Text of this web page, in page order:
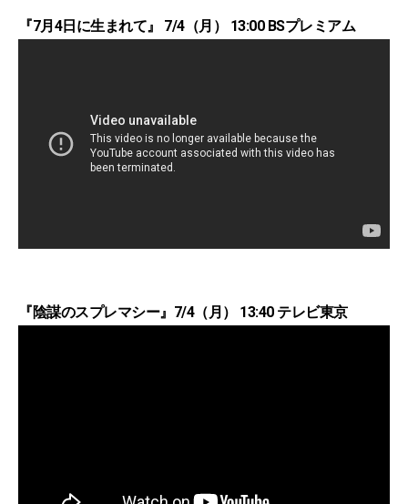
『7月4日に生まれて』 7/4（月） 13:00 BSプレミアム
『陰謀のスプレマシー』7/4（月） 13:40 テレビ東京